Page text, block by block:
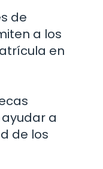
de
a los
en
a
de los